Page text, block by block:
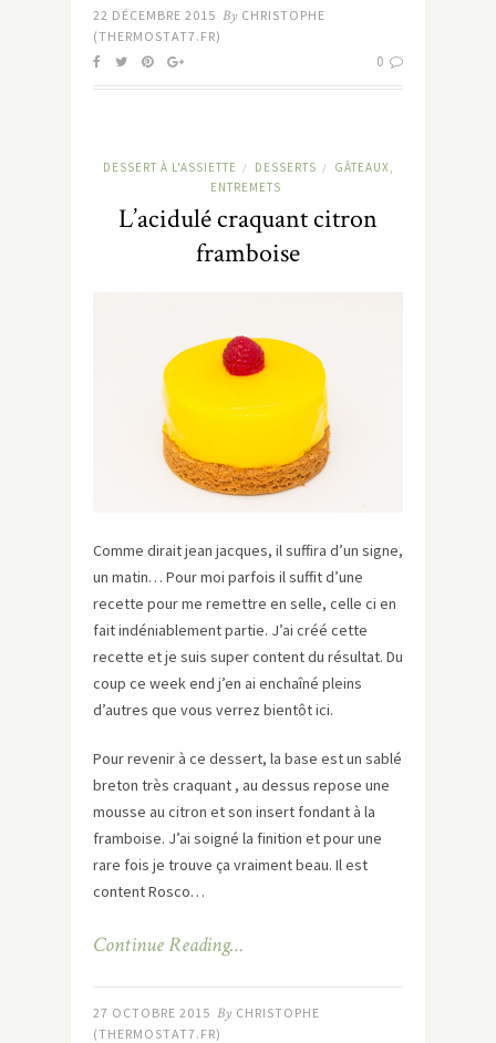
22 DÉCEMBRE 2015 By CHRISTOPHE
(THERMOSTAT7.FR)
0
DESSERT À L'ASSIETTE / DESSERTS /
GÂTEAUX,
ENTREMETS
L’acidulé craquant citron
framboise
Comme dirait jean jacques, il suffira d’un signe,
un matin… Pour moi parfois il suffit d’une
recette pour me remettre en selle, celle ci en
fait indéniablement partie. J’ai créé cette
recette et je suis super content du résultat. Du
coup ce week end j’en ai enchaîné pleins
d’autres que vous verrez bientôt ici.
Pour revenir à ce dessert, la base est un sablé
breton très craquant , au dessus repose une
mousse au citron et son insert fondant à la
framboise. J’ai soigné la finition et pour une
rare fois je trouve ça vraiment beau. Il est
content Rosco…
Continue Reading…
27 OCTOBRE 2015 By CHRISTOPHE
(THERMOSTAT7.FR)